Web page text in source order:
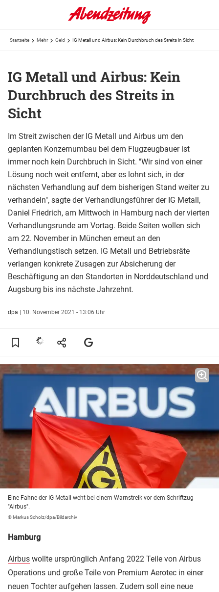
Startseite Mehr Geld IG Metall und Airbus: Kein Durchbruch des Streits in Sicht
IG Metall und Airbus: Kein
Durchbruch des Streits in
Sicht
Im Streit zwischen der IG Metall und Airbus um den
geplanten Konzernumbau bei dem Flugzeugbauer ist
immer noch kein Durchbruch in Sicht. "Wir sind von einer
Lösung noch weit entfernt, aber es lohnt sich, in der
nächsten Verhandlung auf dem bisherigen Stand weiter zu
verhandeln", sagte der Verhandlungsführer der IG Metall,
Daniel Friedrich, am Mittwoch in Hamburg nach der vierten
Verhandlungsrunde am Vortag. Beide Seiten wollen sich
am 22. November in München erneut an den
Verhandlungstisch setzen. IG Metall und Betriebsräte
verlangen konkrete Zusagen zur Absicherung der
Beschäftigung an den Standorten in Norddeutschland und
Augsburg bis ins nächste Jahrzehnt.
dpa | 10. November 2021 - 13:06 Uhr
Eine Fahne der IG-Metall weht bei einem Warnstreik vor dem Schriftzug
"Airbus".
© Markus Scholz/dpa/Bildarchiv
Hamburg
Airbus wollte ursprünglich Anfang 2022 Teile von Airbus
Operations und große Teile von Premium Aerotec in einer
neuen Tochter aufgehen lassen. Zudem soll eine neue